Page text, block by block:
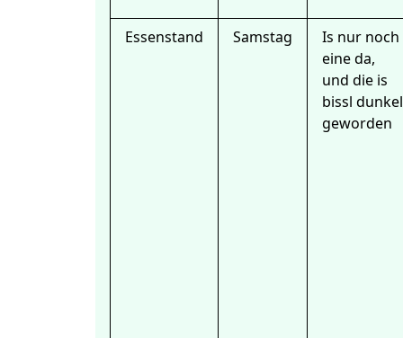
Essenstand Samstag
Is nur noch
eine da,
und die is
bissl dunkel
geworden